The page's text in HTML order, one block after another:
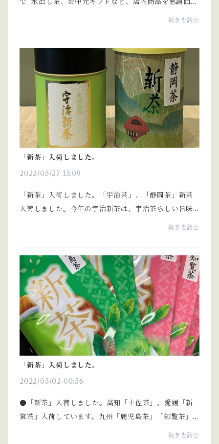
続きを読む
「新茶」入荷しました。
2022/05/27 15:09
「新茶」入荷しました。「宇治茶」、「静岡茶」新茶
入荷しました。今年の宇治新茶は、宇治茶らしい旨味
続きを読む
「新茶」入荷しました。
2022/05/02 00:56
●「新茶」入荷しました。高知「土佐茶」、愛媛「新
宮茶」入荷しています。九州「鹿児島茶」「知覧茶」
入荷しています。日本茶は健康を願う贈り物、「父の
続きを読む